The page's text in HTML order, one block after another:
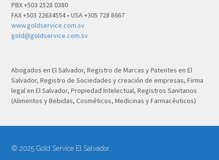
PBX +503 2528 0380
FAX +503 22634554 • USA +305 728 8667
www.goldservice.com.sv
gold@goldservice.com.sv
Abogados en El Salvador, Registro de Marcas y Patentes en El
Salvador, Registro de Sociedades y creación de empresas, Firma
legal en El Salvador, Propiedad Intelectual, Registros Sanitarios
(Alimentos y Bebidas, Cosméticos, Medicinas y Farmacéuticos)
© 2025 Gold Service El Salvador.